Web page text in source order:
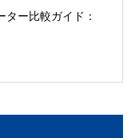
ー比較ガイド：